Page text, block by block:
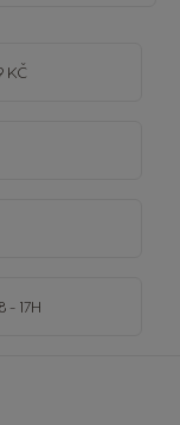
KČ
- 17H